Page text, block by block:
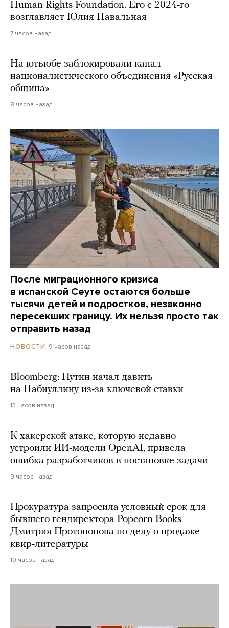
Human Rights Foundation. Его с 2024-го
возглавляет Юлия Навальная
7 часов назад
На ютьюбе заблокировали канал
националистического объединения «Русская
община»
8 часов назад
После миграционного кризиса
в испанской Сеуте остаются больше
тысячи детей и подростков, незаконно
пересекших границу. Их нельзя просто так
отправить назад
НОВОСТИ 9 часов назад
Bloomberg: Путин начал давить
на Набиуллину из-за ключевой ставки
13 часов назад
К хакерской атаке, которую недавно
устроили ИИ-модели OpenAI, привела
ошибка разработчиков в постановке задачи
9 часов назад
Прокуратура запросила условный срок для
бывшего гендиректора Popcorn Books
Дмитрия Протопопова по делу о продаже
квир-литературы
10 часов назад